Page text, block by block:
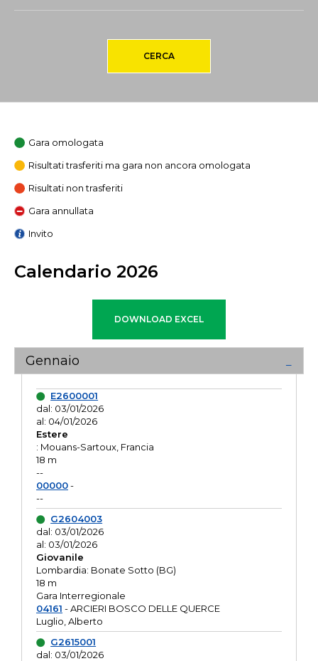
CERCA
Gara omologata
Risultati trasferiti ma gara non ancora omologata
Risultati non trasferiti
Gara annullata
Invito
Calendario 2026
Gennaio
E2600001
dal: 03/01/2026
al: 04/01/2026
Estere
: Mouans-Sartoux, Francia
18 m
--
00000-
--
G2604003
dal: 03/01/2026
al: 03/01/2026
Giovanile
Lombardia: Bonate Sotto (BG)
18 m
Gara Interregionale
04161 - ARCIERI BOSCO DELLE QUERCE
Luglio, Alberto
G2615001
dal: 03/01/2026